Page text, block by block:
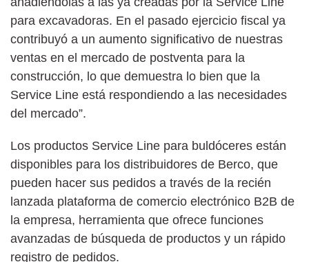
para excavadoras. En el pasado ejercicio fiscal ya
contribuyó a un aumento significativo de nuestras
ventas en el mercado de postventa para la
construcción, lo que demuestra lo bien que la
Service Line está respondiendo a las necesidades
del mercado”.
Los productos Service Line para buldóceres están
disponibles para los distribuidores de Berco, que
pueden hacer sus pedidos a través de la recién
lanzada plataforma de comercio electrónico B2B de
la empresa, herramienta que ofrece funciones
avanzadas de búsqueda de productos y un rápido
registro de pedidos.